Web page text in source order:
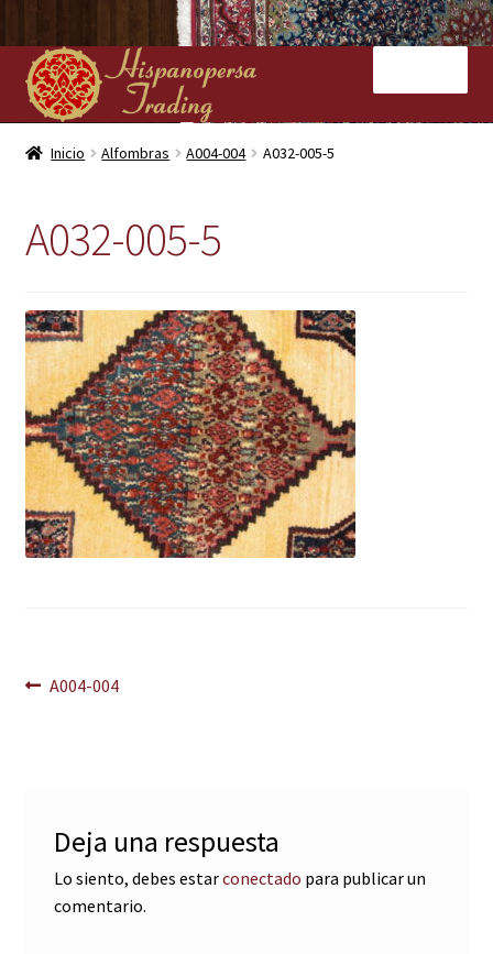
Ir
a
la
navegación
Ir
al
contenido
Inicio
Kilims
Contacto
Inicio Alfombras A004-004 A032-005-5
A032-005-5
Navegación
Anterior:
A004-004
Deja una respuesta
Lo siento, debes estarconectado para publicar un
comentario.